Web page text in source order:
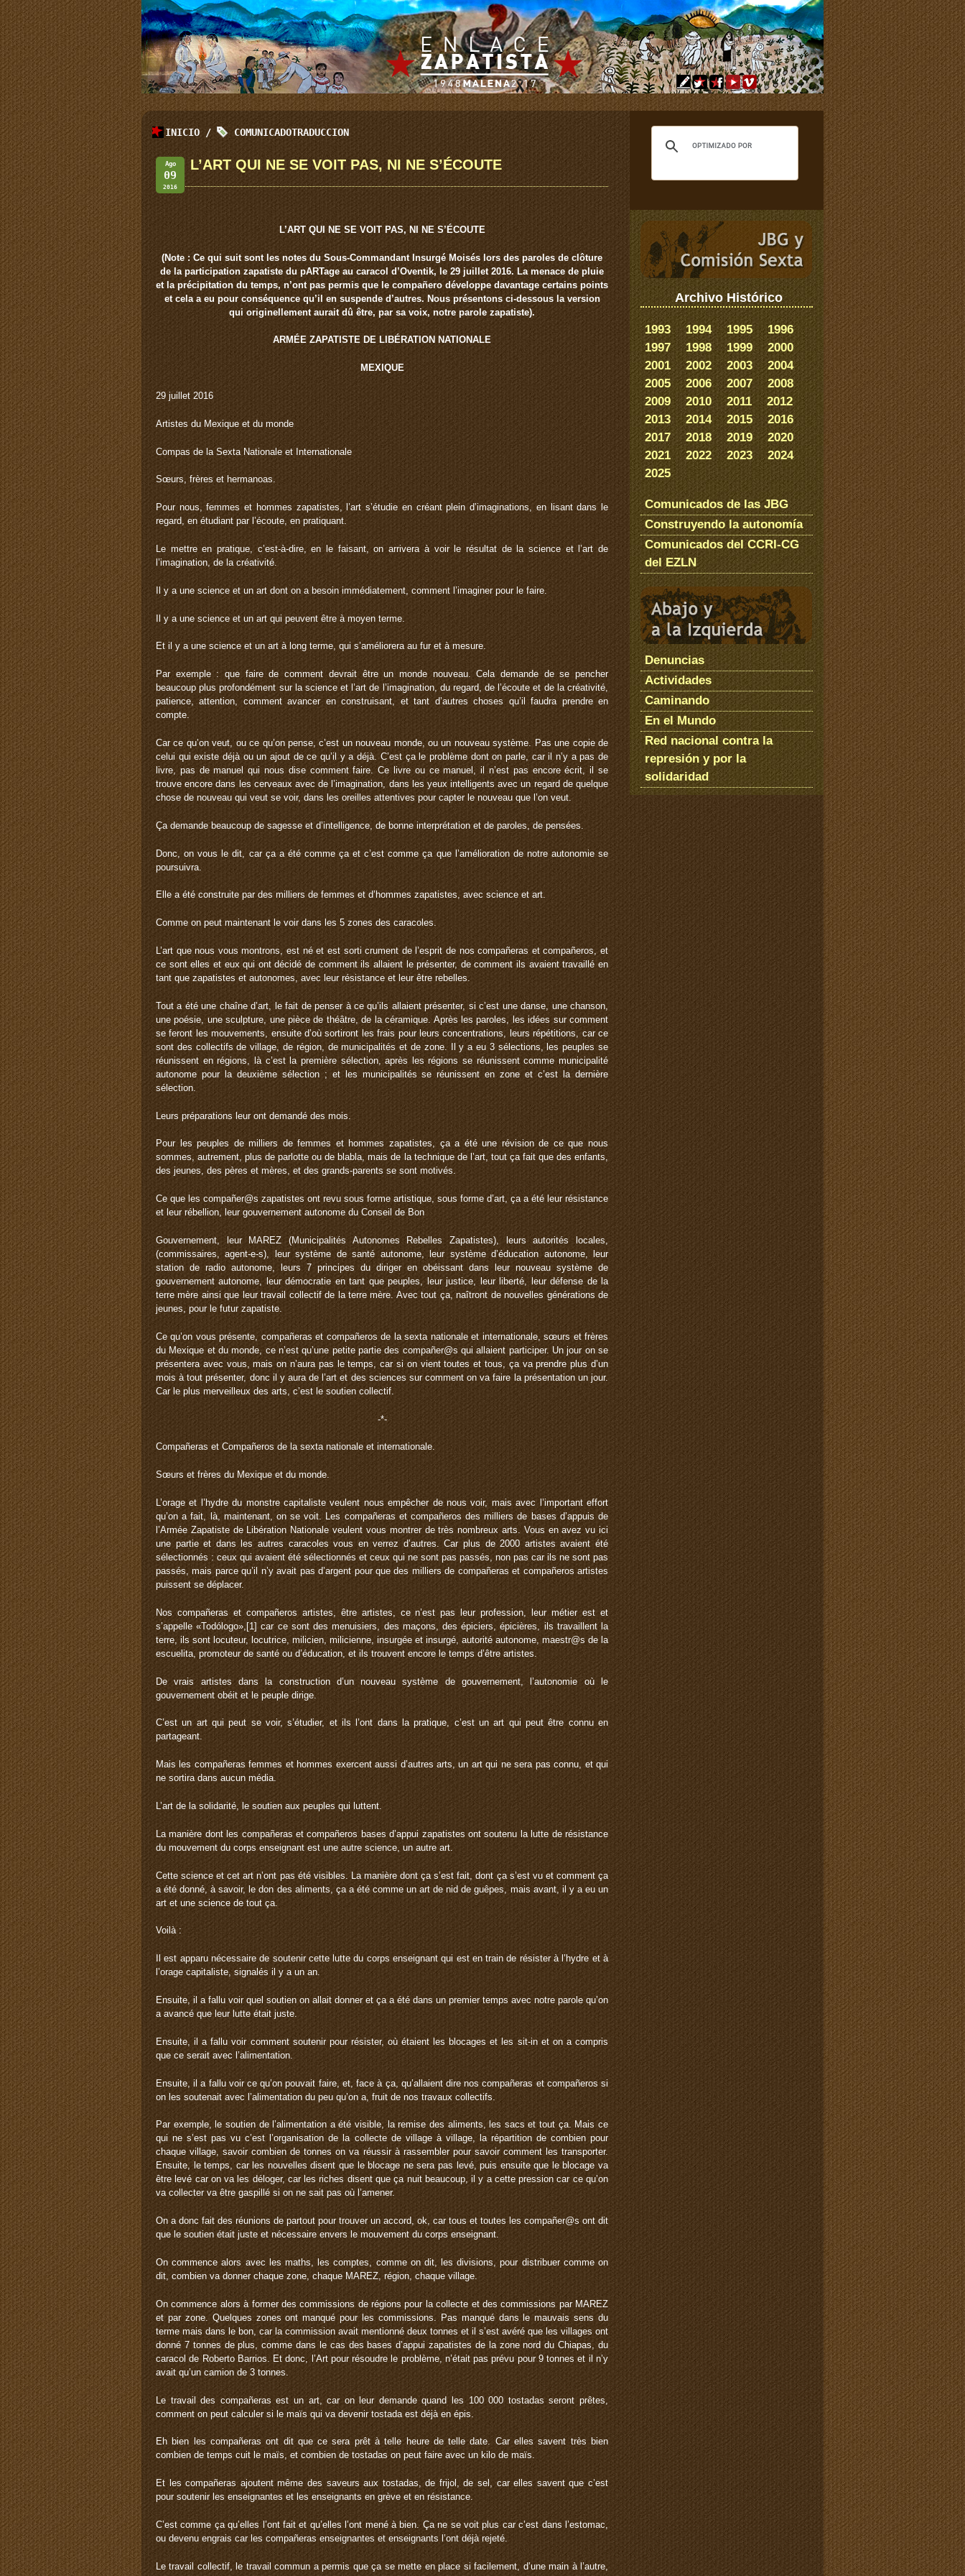
INICIO / COMUNICADOTRADUCCION
Ago
09
2016
L’ART QUI NE SE VOIT PAS, NI NE S’ÉCOUTE
L’ART QUI NE SE VOIT PAS, NI NE S’ÉCOUTE
(Note : Ce qui suit sont les notes du Sous-Commandant Insurgé Moisés lors des paroles de clôture
de la participation zapatiste du pARTage au caracol d’Oventik, le 29 juillet 2016. La menace de pluie
et la précipitation du temps, n’ont pas permis que le compañero développe davantage certains points
et cela a eu pour conséquence qu’il en suspende d’autres. Nous présentons ci-dessous la version
qui originellement aurait dû être, par sa voix, notre parole zapatiste).
ARMÉE ZAPATISTE DE LIBÉRATION NATIONALE
MEXIQUE
29 juillet 2016
Artistes du Mexique et du monde
Compas de la Sexta Nationale et Internationale
Sœurs, frères et hermanoas.
Pour nous, femmes et hommes zapatistes, l’art s’étudie en créant plein d’imaginations, en lisant dans le
regard, en étudiant par l’écoute, en pratiquant.
Le mettre en pratique, c’est-à-dire, en le faisant, on arrivera à voir le résultat de la science et l’art de
l’imagination, de la créativité.
Il y a une science et un art dont on a besoin immédiatement, comment l’imaginer pour le faire.
Il y a une science et un art qui peuvent être à moyen terme.
Et il y a une science et un art à long terme, qui s’améliorera au fur et à mesure.
Par exemple : que faire de comment devrait être un monde nouveau. Cela demande de se pencher
beaucoup plus profondément sur la science et l’art de l’imagination, du regard, de l’écoute et de la créativité,
patience, attention, comment avancer en construisant, et tant d’autres choses qu’il faudra prendre en
compte.
Car ce qu’on veut, ou ce qu’on pense, c’est un nouveau monde, ou un nouveau système. Pas une copie de
celui qui existe déjà ou un ajout de ce qu’il y a déjà. C’est ça le problème dont on parle, car il n’y a pas de
livre, pas de manuel qui nous dise comment faire. Ce livre ou ce manuel, il n’est pas encore écrit, il se
trouve encore dans les cerveaux avec de l’imagination, dans les yeux intelligents avec un regard de quelque
chose de nouveau qui veut se voir, dans les oreilles attentives pour capter le nouveau que l’on veut.
Ça demande beaucoup de sagesse et d’intelligence, de bonne interprétation et de paroles, de pensées.
Donc, on vous le dit, car ça a été comme ça et c’est comme ça que l’amélioration de notre autonomie se
poursuivra.
Elle a été construite par des milliers de femmes et d’hommes zapatistes, avec science et art.
Comme on peut maintenant le voir dans les 5 zones des caracoles.
L’art que nous vous montrons, est né et est sorti crument de l’esprit de nos compañeras et compañeros, et
ce sont elles et eux qui ont décidé de comment ils allaient le présenter, de comment ils avaient travaillé en
tant que zapatistes et autonomes, avec leur résistance et leur être rebelles.
Tout a été une chaîne d’art, le fait de penser à ce qu’ils allaient présenter, si c’est une danse, une chanson,
une poésie, une sculpture, une pièce de théâtre, de la céramique. Après les paroles, les idées sur comment
se feront les mouvements, ensuite d’où sortiront les frais pour leurs concentrations, leurs répétitions, car ce
sont des collectifs de village, de région, de municipalités et de zone. Il y a eu 3 sélections, les peuples se
réunissent en régions, là c’est la première sélection, après les régions se réunissent comme municipalité
autonome pour la deuxième sélection ; et les municipalités se réunissent en zone et c’est la dernière
sélection.
Leurs préparations leur ont demandé des mois.
Pour les peuples de milliers de femmes et hommes zapatistes, ça a été une révision de ce que nous
sommes, autrement, plus de parlotte ou de blabla, mais de la technique de l’art, tout ça fait que des enfants,
des jeunes, des pères et mères, et des grands-parents se sont motivés.
Ce que les compañer@s zapatistes ont revu sous forme artistique, sous forme d’art, ça a été leur résistance
et leur rébellion, leur gouvernement autonome du Conseil de Bon
Gouvernement, leur MAREZ (Municipalités Autonomes Rebelles Zapatistes), leurs autorités locales,
(commissaires, agent-e-s), leur système de santé autonome, leur système d’éducation autonome, leur
station de radio autonome, leurs 7 principes du diriger en obéissant dans leur nouveau système de
gouvernement autonome, leur démocratie en tant que peuples, leur justice, leur liberté, leur défense de la
terre mère ainsi que leur travail collectif de la terre mère. Avec tout ça, naîtront de nouvelles générations de
jeunes, pour le futur zapatiste.
Ce qu’on vous présente, compañeras et compañeros de la sexta nationale et internationale, sœurs et frères
du Mexique et du monde, ce n’est qu’une petite partie des compañer@s qui allaient participer. Un jour on se
présentera avec vous, mais on n’aura pas le temps, car si on vient toutes et tous, ça va prendre plus d’un
mois à tout présenter, donc il y aura de l’art et des sciences sur comment on va faire la présentation un jour.
Car le plus merveilleux des arts, c’est le soutien collectif.
-*-
Compañeras et Compañeros de la sexta nationale et internationale.
Sœurs et frères du Mexique et du monde.
L’orage et l’hydre du monstre capitaliste veulent nous empêcher de nous voir, mais avec l’important effort
qu’on a fait, là, maintenant, on se voit. Les compañeras et compañeros des milliers de bases d’appuis de
l’Armée Zapatiste de Libération Nationale veulent vous montrer de très nombreux arts. Vous en avez vu ici
une partie et dans les autres caracoles vous en verrez d’autres. Car plus de 2000 artistes avaient été
sélectionnés : ceux qui avaient été sélectionnés et ceux qui ne sont pas passés, non pas car ils ne sont pas
passés, mais parce qu’il n’y avait pas d’argent pour que des milliers de compañeras et compañeros artistes
puissent se déplacer.
Nos compañeras et compañeros artistes, être artistes, ce n’est pas leur profession, leur métier est et
s’appelle «Todólogo»,[1] car ce sont des menuisiers, des maçons, des épiciers, épicières, ils travaillent la
terre, ils sont locuteur, locutrice, milicien, milicienne, insurgée et insurgé, autorité autonome, maestr@s de la
escuelita, promoteur de santé ou d’éducation, et ils trouvent encore le temps d’être artistes.
De vrais artistes dans la construction d’un nouveau système de gouvernement, l’autonomie où le
gouvernement obéit et le peuple dirige.
C’est un art qui peut se voir, s’étudier, et ils l’ont dans la pratique, c’est un art qui peut être connu en
partageant.
Mais les compañeras femmes et hommes exercent aussi d’autres arts, un art qui ne sera pas connu, et qui
ne sortira dans aucun média.
L’art de la solidarité, le soutien aux peuples qui luttent.
La manière dont les compañeras et compañeros bases d’appui zapatistes ont soutenu la lutte de résistance
du mouvement du corps enseignant est une autre science, un autre art.
Cette science et cet art n’ont pas été visibles. La manière dont ça s’est fait, dont ça s’est vu et comment ça
a été donné, à savoir, le don des aliments, ça a été comme un art de nid de guêpes, mais avant, il y a eu un
art et une science de tout ça.
Voilà :
Il est apparu nécessaire de soutenir cette lutte du corps enseignant qui est en train de résister à l’hydre et à
l’orage capitaliste, signalés il y a un an.
Ensuite, il a fallu voir quel soutien on allait donner et ça a été dans un premier temps avec notre parole qu’on
a avancé que leur lutte était juste.
Ensuite, il a fallu voir comment soutenir pour résister, où étaient les blocages et les sit-in et on a compris
que ce serait avec l’alimentation.
Ensuite, il a fallu voir ce qu’on pouvait faire, et, face à ça, qu’allaient dire nos compañeras et compañeros si
on les soutenait avec l’alimentation du peu qu’on a, fruit de nos travaux collectifs.
Par exemple, le soutien de l’alimentation a été visible, la remise des aliments, les sacs et tout ça. Mais ce
qui ne s’est pas vu c’est l’organisation de la collecte de village à village, la répartition de combien pour
chaque village, savoir combien de tonnes on va réussir à rassembler pour savoir comment les transporter.
Ensuite, le temps, car les nouvelles disent que le blocage ne sera pas levé, puis ensuite que le blocage va
être levé car on va les déloger, car les riches disent que ça nuit beaucoup, il y a cette pression car ce qu’on
va collecter va être gaspillé si on ne sait pas où l’amener.
On a donc fait des réunions de partout pour trouver un accord, ok, car tous et toutes les compañer@s ont dit
que le soutien était juste et nécessaire envers le mouvement du corps enseignant.
On commence alors avec les maths, les comptes, comme on dit, les divisions, pour distribuer comme on
dit, combien va donner chaque zone, chaque MAREZ, région, chaque village.
On commence alors à former des commissions de régions pour la collecte et des commissions par MAREZ
et par zone. Quelques zones ont manqué pour les commissions. Pas manqué dans le mauvais sens du
terme mais dans le bon, car la commission avait mentionné deux tonnes et il s’est avéré que les villages ont
donné 7 tonnes de plus, comme dans le cas des bases d’appui zapatistes de la zone nord du Chiapas, du
caracol de Roberto Barrios. Et donc, l’Art pour résoudre le problème, n’était pas prévu pour 9 tonnes et il n’y
avait qu’un camion de 3 tonnes.
Le travail des compañeras est un art, car on leur demande quand les 100 000 tostadas seront prêtes,
comment on peut calculer si le maïs qui va devenir tostada est déjà en épis.
Eh bien les compañeras ont dit que ce sera prêt à telle heure de telle date. Car elles savent très bien
combien de temps cuit le maïs, et combien de tostadas on peut faire avec un kilo de maïs.
Et les compañeras ajoutent même des saveurs aux tostadas, de frijol, de sel, car elles savent que c’est
pour soutenir les enseignantes et les enseignants en grève et en résistance.
C’est comme ça qu’elles l’ont fait et qu’elles l’ont mené à bien. Ça ne se voit plus car c’est dans l’estomac,
ou devenu engrais car les compañeras enseignantes et enseignants l’ont déjà rejeté.
Le travail collectif, le travail commun a permis que ça se mette en place si facilement, d’une main à l’autre,
Archivo Histórico
1993 1994 1995
1996
1997
1998 1999
2000
2001
2002 2003
2004
2005
2006 2007
2008
2009
2010 2011
2012
2013
2014 2015
2016
2017
2018 2019
2020
2021
2022 2023
2024
2025
Comunicados de las JBG
Construyendo la autonomía
Comunicados del CCRI-CG
del EZLN
Denuncias
Actividades
Caminando
En el Mundo
Red nacional contra la
represión y por la
solidaridad